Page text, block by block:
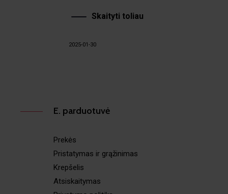
Skaityti toliau
2025-01-30
E. parduotuvė
Prekės
Pristatymas ir grąžinimas
Krepšelis
Atsiskaitymas